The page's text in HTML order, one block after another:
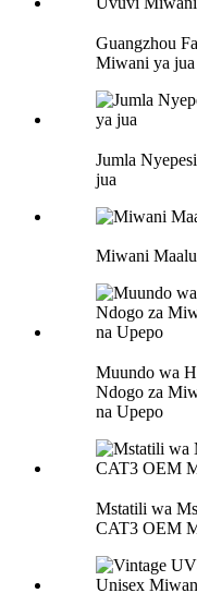
Guangzhou
Miwani ya jua
Jumla
jua
Miwani
Muundo wa
Ndogo za
na Upepo
Mstatili wa
CAT3 OEM